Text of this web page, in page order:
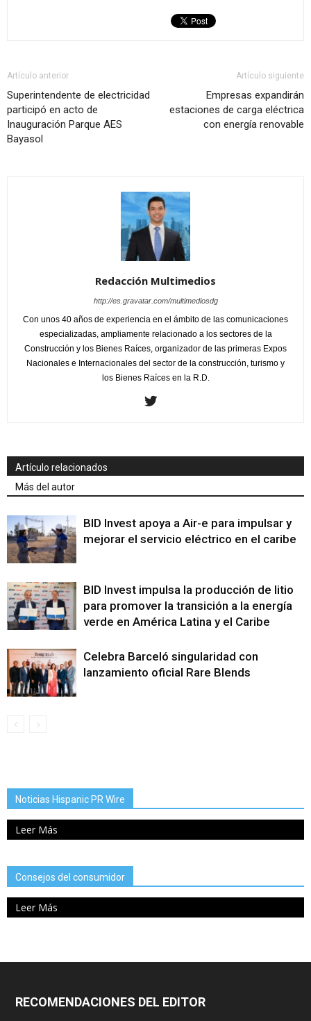
Artículo anterior
Superintendente de electricidad
participó en acto de
Inauguración Parque AES
Bayasol
Artículo siguiente
Empresas expandirán
estaciones de carga eléctrica
con energía renovable
Redacción Multimedios
http://es.gravatar.com/multimediosdg
Con unos 40 años de experiencia en el ámbito de las comunicaciones
especializadas, ampliamente relacionado a los sectores de la
Construcción y los Bienes Raíces, organizador de las primeras Expos
Nacionales e Internacionales del sector de la construcción, turismo y
los Bienes Raíces en la R.D.
Artículo relacionados
Más del autor
BID Invest apoya a Air-e para impulsar y
mejorar el servicio eléctrico en el caribe
BID Invest impulsa la producción de litio
para promover la transición a la energía
verde en América Latina y el Caribe
Celebra Barceló singularidad con
lanzamiento oficial Rare Blends
Noticias Hispanic PR Wire
Leer Más
Consejos del consumidor
Leer Más
RECOMENDACIONES DEL EDITOR